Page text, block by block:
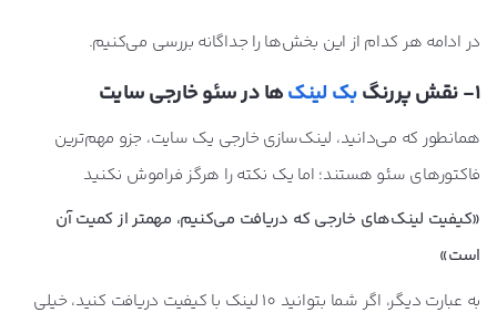
در ادامه هر کدام از این بخش‌ها را جداگانه بررسی می‌کنیم.
1- نقش پررنگ بک لینکها در سئو خارجی سایت
همانطور که می‌دانید، لینک‌سازی خارجی یک سایت، جزو مهم‌ترین
فاکتورهای سئو هستند؛ اما یک نکته را هرگز فراموش نکنید
«کیفیت لینک‌های خارجی که دریافت می‌کنیم، مهمتر از کمیت آن
است»
به عبارت دیگر، اگر شما بتوانید 10 لینک با کیفیت دریافت کنید، خیلی